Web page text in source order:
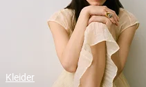
Kleider